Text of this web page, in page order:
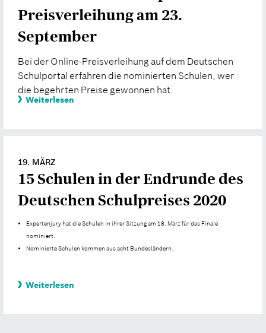
Preisverleihung am 23.
September
Bei der Online-Preisverleihung auf dem Deutschen
Schulportal erfahren die nominierten Schulen, wer
die begehrten Preise gewonnen hat.
Weiterlesen
19. MÄRZ
15 Schulen in der Endrunde des
Deutschen Schulpreises 2020
Expertenjury hat die Schulen in ihrer Sitzung am 18. März für das Finale
nominiert.
Nominierte Schulen kommen aus acht Bundesländern.
Weiterlesen